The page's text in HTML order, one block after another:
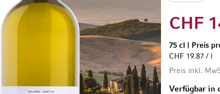
CHF
75 cl
Preis
CHF 19.87 / l
Preis inkl.
Verfügbar in
Ende der Bildgalerie springenZum Anfang der Bildgalerie springen